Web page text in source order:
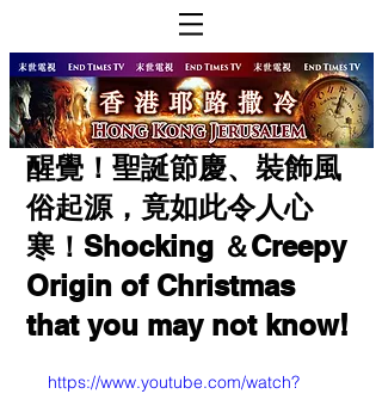
醒覺！聖誕節慶、裝飾風
俗起源，竟如此令人心
寒！Shocking ＆Creepy
Origin of Christmas
that you may not know!
https://www.youtube.com/watch?